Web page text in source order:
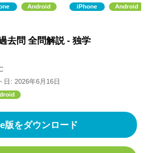
Android iPhone Android
去問 全問解説 - 独学
日: 2026年6月16日
版をダウンロード